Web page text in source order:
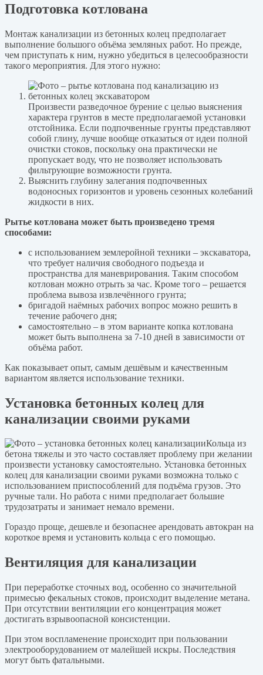
Подготовка котлована
Монтаж канализации из бетонных колец предполагает
выполнение большого объёма земляных работ. Но прежде,
чем приступать к ним, нужно убедиться в целесообразности
такого мероприятия. Для этого нужно:
Произвести разведочное бурение с целью выяснения
характера грунтов в месте предполагаемой установки
отстойника. Если подпочвенные грунты представляют
собой глину, лучше вообще отказаться от идеи полной
очистки стоков, поскольку она практически не
пропускает воду, что не позволяет использовать
фильтрующие возможности грунта.
Выяснить глубину залегания подпочвенных
водоносных горизонтов и уровень сезонных колебаний
жидкости в них.
Рытье котлована может быть произведено тремя
способами:
с использованием землеройной техники – экскаватора,
что требует наличия свободного подъезда и
пространства для маневрирования. Таким способом
котлован можно отрыть за час. Кроме того – решается
проблема вывоза извлечённого грунта;
бригадой наёмных рабочих вопрос можно решить в
течение рабочего дня;
самостоятельно – в этом варианте копка котлована
может быть выполнена за 7-10 дней в зависимости от
объёма работ.
Как показывает опыт, самым дешёвым и качественным
вариантом является использование техники.
Установка бетонных колец для
канализации своими руками
Кольца из
бетона тяжелы и это часто составляет проблему при желании
произвести установку самостоятельно. Установка бетонных
колец для канализации своими руками возможна только с
использованием приспособлений для подъёма грузов. Это
ручные тали. Но работа с ними предполагает большие
трудозатраты и занимает немало времени.
Гораздо проще, дешевле и безопаснее арендовать автокран на
короткое время и установить кольца с его помощью.
Вентиляция для канализации
При переработке сточных вод, особенно со значительной
примесью фекальных стоков, происходит выделение метана.
При отсутствии вентиляции его концентрация может
достигать взрывоопасной консистенции.
При этом воспламенение происходит при пользовании
электрооборудованием от малейшей искры. Последствия
могут быть фатальными.